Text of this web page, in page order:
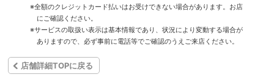
※全額のクレジットカード払いはお受けできない場合があります。お店
にご確認ください。
※サービスの取扱い表示は基本情報であり、状況により変動する場合が
ありますので、必ず事前に電話等でご確認のうえご来店ください。
店舗詳細TOPに戻る